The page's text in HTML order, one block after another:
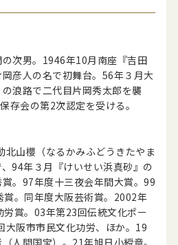
次男。1946年10月南座『吉田
彦人の名で初舞台。56年３月大
浪路で二代目片岡秀太郎を襲
存会の第2次認定を受ける。
山櫻（なるかみふどうきたやま
94年３月『けいせい浜真砂』の
。97年度十三夜会年間大賞。99
。同年度大阪芸術賞。2002年
賞。03年第23回伝統文化ポー
大阪市市民文化功労、ほか。19
人間国宝）。21年旭日小綬章。